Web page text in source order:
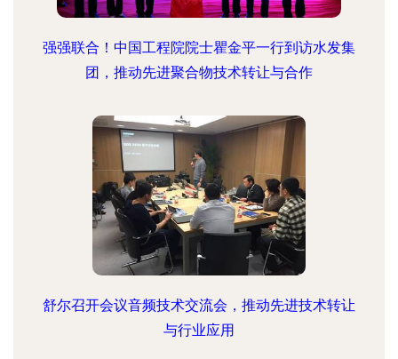
强强联合！中国工程院院士瞿金平一行到访水发集
团，推动先进聚合物技术转让与合作
舒尔召开会议音频技术交流会，推动先进技术转让
与行业应用